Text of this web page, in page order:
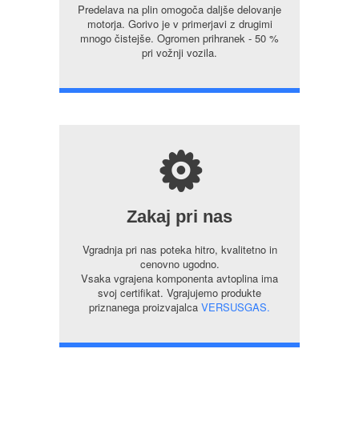
Predelava na plin omogoča daljše delovanje
motorja. Gorivo je v primerjavi z drugimi
mnogo čistejše. Ogromen prihranek - 50 %
pri vožnji vozila.
s
Zakaj pri nas
Vgradnja pri nas poteka hitro, kvalitetno in
cenovno ugodno.
Vsaka vgrajena komponenta avtoplina ima
svoj certifikat. Vgrajujemo produkte
priznanega proizvajalca VERSUSGAS.